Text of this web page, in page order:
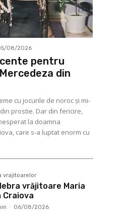
08/2026
pentru
din
cu jocurile de noroc şi mi-
prostie. Dar din fericire,
la doamna
care s-a luptat enorm cu
vrajitoarelor
vrăjitoare Maria
Craiova
- 06/08/2026